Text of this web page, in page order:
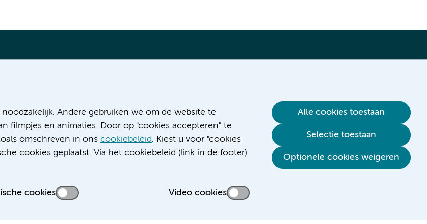
Andere gebruiken we om de website te
filmpjes en animaties. Door op "cookies accepteren" te
omschreven in ons cookiebeleid. Kiest u voor "cookies
cookies geplaatst. Via het cookiebeleid (link in de footer)
cookies Video cookies
Alle cookies toestaan
Selectie toestaan
Optionele cookies weigeren
bij Amsterdam UMC
Amsterdam UMC